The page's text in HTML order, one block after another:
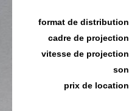
format de distribution
cadre de projection
vitesse de projection
son
prix de location